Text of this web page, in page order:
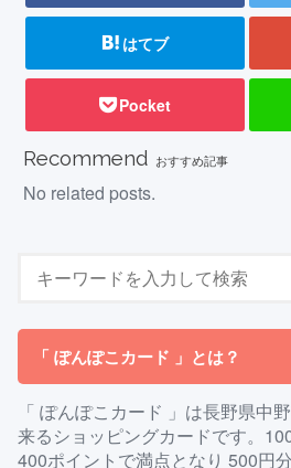
はてブ
Pocket
Recommend おすすめ記事
No related posts.
「 ぽんぽこカード 」とは？
「 ぽんぽこカード 」は長野県中
来るショッピングカードです。
400ポイントで満点となり 500円